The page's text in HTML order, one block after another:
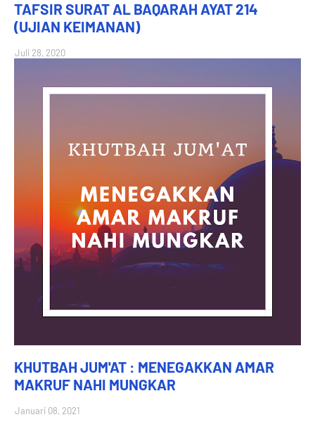
TAFSIR SURAT AL BAQARAH AYAT 214
(UJIAN KEIMANAN)
Juli 28, 2020
KHUTBAH JUM'AT : MENEGAKKAN AMAR
MAKRUF NAHI MUNGKAR
Januari 08, 2021